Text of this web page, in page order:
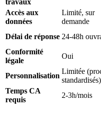
travaux
Accès aux
données
Limité, sur
demande
Délai de réponse 24-48h
Conformité
légale
Oui
Personnalisation
Limitée
standardisés)
Temps CA
requis
2-3h/mois